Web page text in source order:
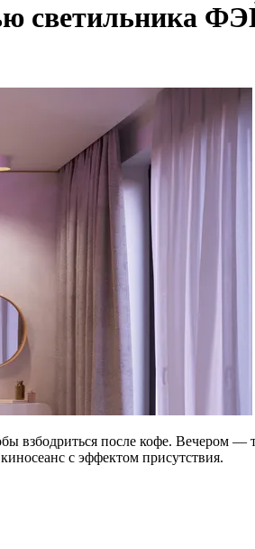
светильника
взбодриться после кофе. Вечером
с эффектом присутствия.